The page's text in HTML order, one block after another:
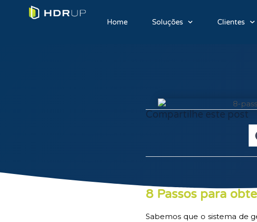
Home Soluções Clientes
Compartilhe este post
8 Passos para
Sabemos que o sistema de